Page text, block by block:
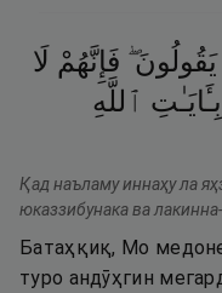
يَقُولُونَ ۖ فَإِنَّهُمْ لَا
بِـَٔايَـٰتِ ٱللَّهِ
Қад наъламу иннаҳу ла
юказзибунака ва
Батаҳқиқ, Мо
туро андӯҳгин